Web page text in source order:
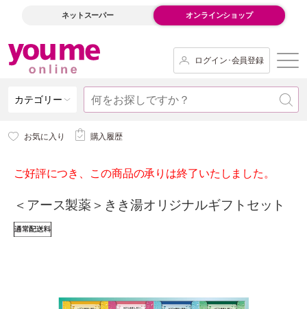
ネットスーパー オンラインショップ
ログイン･会員登録
カテゴリー
お気に入り 購入履歴
ご好評につき、この商品の承りは終了いたしました。
＜アース製薬＞きき湯オリジナルギフトセット